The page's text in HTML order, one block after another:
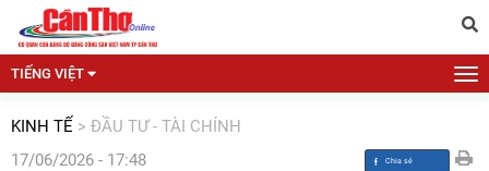
TIẾNG VIỆT
KINH TẾ > ĐẦU TƯ - TÀI CHÍNH
17/06/2026 - 17:48